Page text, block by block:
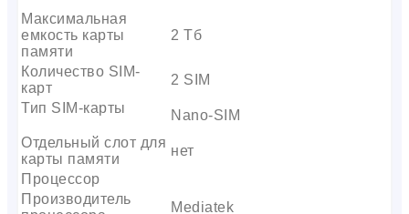
Максимальная
емкость карты
памяти
2 Тб
Количество SIM-
карт
2 SIM
Тип SIM-карты
Nano-SIM
Отдельный слот для
карты памяти
нет
Процессор
Производитель
Mediatek